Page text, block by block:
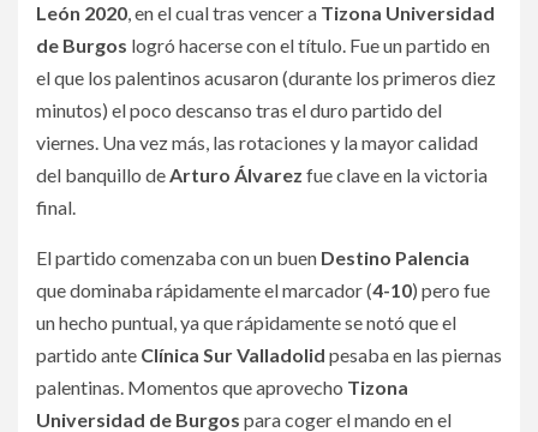
León 2020, en el cual tras vencer a Tizona Universidad
de Burgos logró hacerse con el título. Fue un partido en
el que los palentinos acusaron (durante los primeros diez
minutos) el poco descanso tras el duro partido del
viernes. Una vez más, las rotaciones y la mayor calidad
del banquillo deArturo Álvarez fue clave en la victoria
final.
El partido comenzaba con un buen Destino Palencia
que dominaba rápidamente el marcador (4-10) pero fue
un hecho puntual, ya que rápidamente se notó que el
partido ante Clínica Sur Valladolid pesaba en las piernas
palentinas. Momentos que aprovecho Tizona
Universidad de Burgos para coger el mando en el